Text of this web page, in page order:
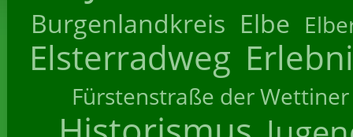
Burgenlandkreis Elbe
Elsterradweg
Fürstenstraße der Wettiner